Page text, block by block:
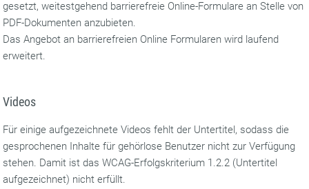
gesetzt, weitestgehend barrierefreie Online-Formulare an Stelle von
PDF-Dokumenten anzubieten.
Das Angebot an barrierefreien Online Formularen wird laufend
erweitert.
Videos
Für einige aufgezeichnete Videos fehlt der Untertitel, sodass die
gesprochenen Inhalte für gehörlose Benutzer nicht zur Verfügung
stehen. Damit ist das WCAG-Erfolgskriterium 1.2.2 (Untertitel
aufgezeichnet) nicht erfüllt.